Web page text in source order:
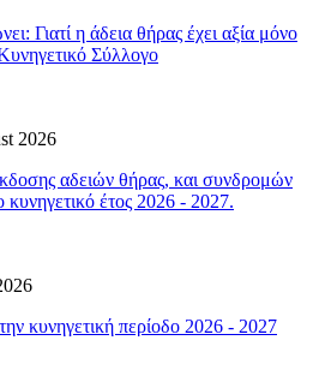
Γιατί η άδεια θήρας έχει αξία μόνο
Σύλλογο
2026
αδειών θήρας, και συνδρομών
έτος 2026 - 2027.
κυνηγετική περίοδο 2026 - 2027